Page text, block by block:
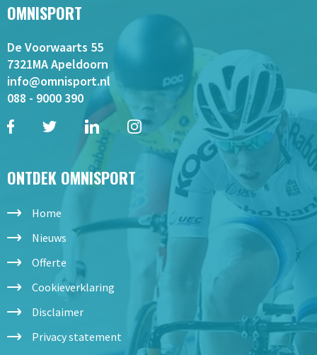
OMNISPORT
De Voorwaarts 55
7321MA Apeldoorn
info@omnisport.nl
088 - 9000 390
ONTDEK OMNISPORT
Home
Nieuws
Offerte
Cookieverklaring
Disclaimer
Privacy statement